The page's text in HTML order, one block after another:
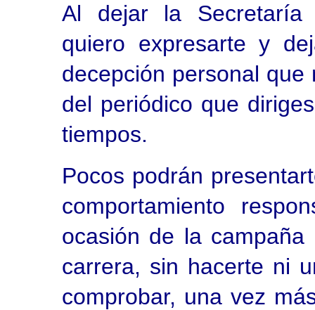
Al dejar la Secretaría
quiero expresarte y
decepción personal
del periódico que
tiempos.
Pocos podrán
comportamiento
ocasión de la
carrera, sin hacerte ni
comprobar, una vez